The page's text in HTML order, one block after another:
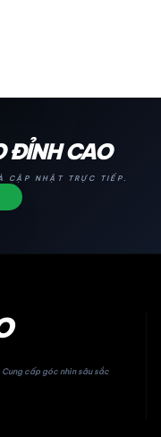
ĐỈNH CAO
CẬP NHẬT TRỰC TIẾP.
cấp góc nhìn sâu sắc